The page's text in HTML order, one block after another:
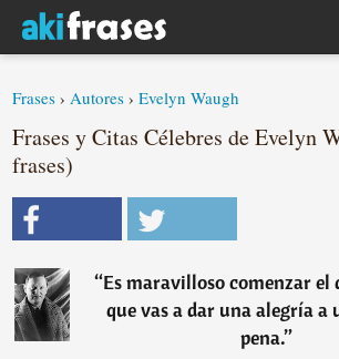
Frases ›Autores ›Evelyn Waugh
Frases y Citas Célebres de Evelyn
frases)
“Es maravilloso comenzar el
que vas a dar una alegría a
pena.”